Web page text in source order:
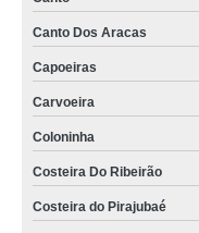
Canto Dos Aracas
Capoeiras
Carvoeira
Coloninha
Costeira Do Ribeirão
Costeira do Pirajubaé